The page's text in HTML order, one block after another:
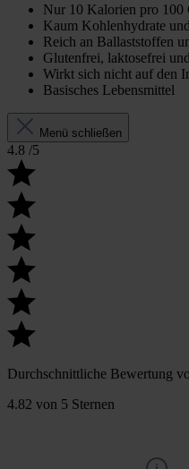
Nur 10 Kalorien pro 100
Kaum Kohlenhydrate
Reich an Ballaststoffen
Glutenfrei, laktosefrei
Wirkt sich nicht auf den
Basisches Lebensmittel
Menü schließen
4.8 /5
Durchschnittliche Bewertung
4.82 von 5 Sternen